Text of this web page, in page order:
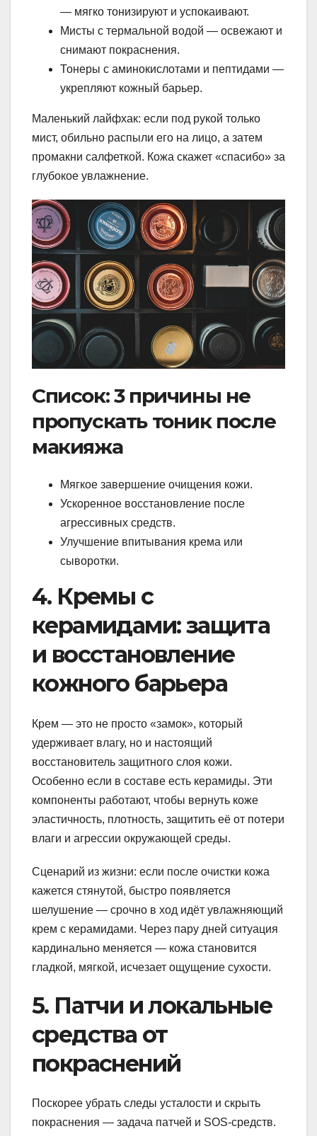
— мягко тонизируют и успокаивают.
Мисты с термальной водой — освежают и
снимают покраснения.
Тонеры с аминокислотами и пептидами —
укрепляют кожный барьер.
Маленький лайфхак: если под рукой только
мист, обильно распыли его на лицо, а затем
промакни салфеткой. Кожа скажет «спасибо» за
глубокое увлажнение.
Список: 3 причины не
пропускать тоник после
макияжа
Мягкое завершение очищения кожи.
Ускоренное восстановление после
агрессивных средств.
Улучшение впитывания крема или
сыворотки.
4. Кремы с
керамидами: защита
и восстановление
кожного барьера
Крем — это не просто «замок», который
удерживает влагу, но и настоящий
восстановитель защитного слоя кожи.
Особенно если в составе есть керамиды. Эти
компоненты работают, чтобы вернуть коже
эластичность, плотность, защитить её от потери
влаги и агрессии окружающей среды.
Сценарий из жизни: если после очистки кожа
кажется стянутой, быстро появляется
шелушение — срочно в ход идёт увлажняющий
крем с керамидами. Через пару дней ситуация
кардинально меняется — кожа становится
гладкой, мягкой, исчезает ощущение сухости.
5. Патчи и локальные
средства от
покраснений
Поскорее убрать следы усталости и скрыть
покраснения — задача патчей и SOS-средств.